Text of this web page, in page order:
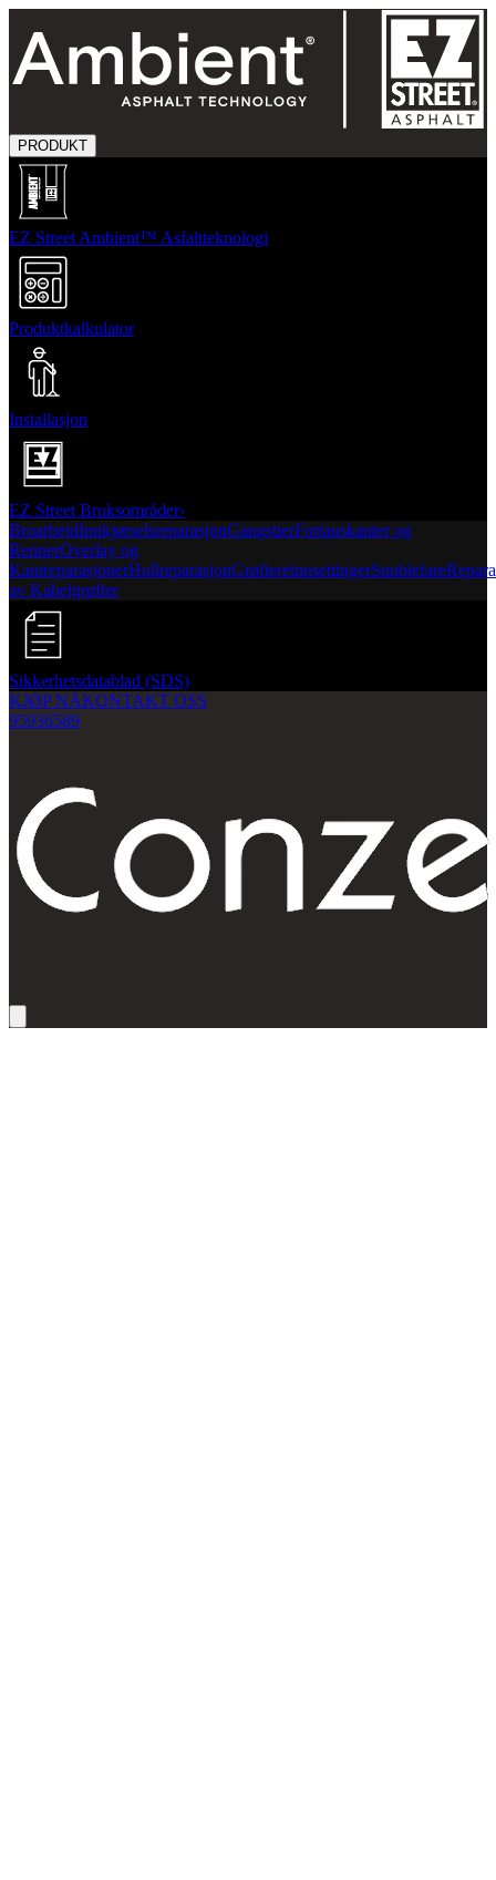
PRODUKT
EZ Street Ambient™ Asfaltteknologi
Produktkalkulator
Installasjon
EZ Street Bruksområder›
BroarbeidInnkjørselsreparasjonGangstierFortauskanter og
RennerOverlay og
KantreparasjonerHullreparasjonGrøftereinnsettingerSnublefare
av Kabelgrøfter
Sikkerhetsdatablad (SDS)
KJØP NÅKONTAKT OSS
95936589